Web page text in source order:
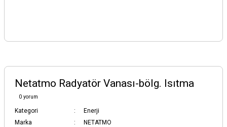
Netatmo Radyatör Vanası-bölg. Isıtma
0 yorum
Kategori
Enerji
Marka
NETATMO